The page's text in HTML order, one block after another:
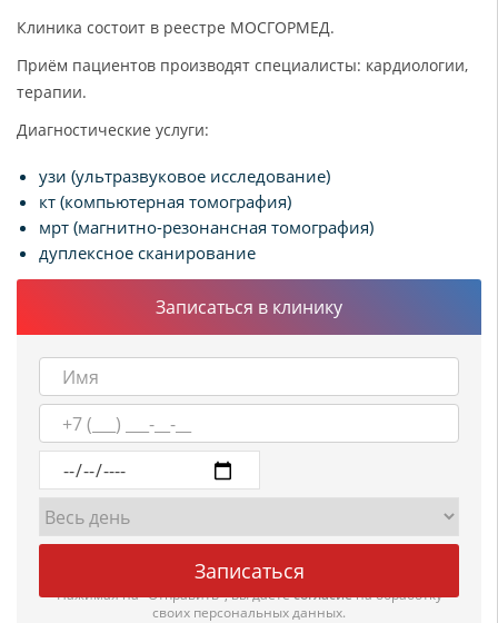
Клиника состоит в реестре МОСГОРМЕД.
Приём пациентов производят специалисты: кардиологии,
терапии.
Диагностические услуги:
узи (ультразвуковое исследование)
кт (компьютерная томография)
мрт (магнитно-резонансная томография)
дуплексное сканирование
Записаться в клинику
Нажимая на "Отправить", вы даетесогласиена обработку
своих персональных данных.